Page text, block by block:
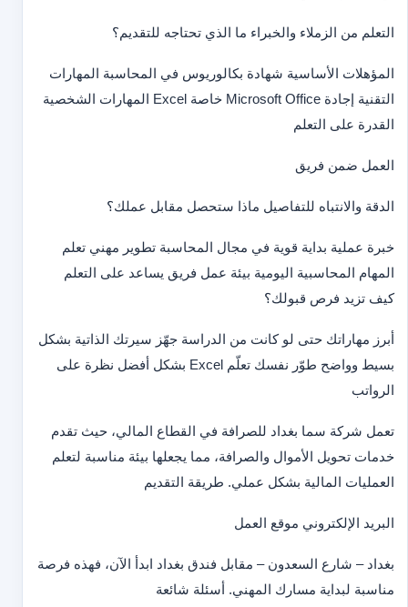
التعلم من الزملاء والخبراء ما الذي تحتاجه للتقديم؟
المؤهلات الأساسية شهادة بكالوريوس في المحاسبة المهارات
التقنية إجادة Microsoft Office خاصة Excel المهارات الشخصية
القدرة على التعلم
العمل ضمن فريق
الدقة والانتباه للتفاصيل ماذا ستحصل مقابل عملك؟
خبرة عملية بداية قوية في مجال المحاسبة تطوير مهني تعلم
المهام المحاسبية اليومية بيئة عمل فريق يساعد على التعلم
كيف تزيد فرص قبولك؟
أبرز مهاراتك حتى لو كانت من الدراسة جهّز سيرتك الذاتية بشكل
بسيط وواضح طوّر نفسك تعلّم Excel بشكل أفضل نظرة على
الرواتب
تعمل شركة سما بغداد للصرافة في القطاع المالي، حيث تقدم
خدمات تحويل الأموال والصرافة، مما يجعلها بيئة مناسبة لتعلم
العمليات المالية بشكل عملي. طريقة التقديم
البريد الإلكتروني موقع العمل
بغداد – شارع السعدون – مقابل فندق بغداد ابدأ الآن، فهذه فرصة
مناسبة لبداية مسارك المهني. أسئلة شائعة